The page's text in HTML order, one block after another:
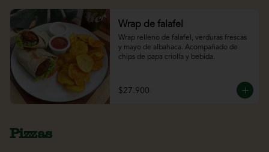
Wrap de falafel
Wrap relleno de falafel, verduras frescas
y mayo de albahaca. Acompañado de
chips de papa criolla y bebida.
$27.900
Pizzas